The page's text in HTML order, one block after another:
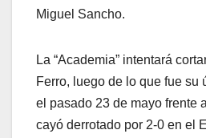
Miguel Sancho.
La “Academia” intentará
Ferro, luego de lo que fue su
el pasado 23 de mayo frente
cayó derrotado por 2-0 en el